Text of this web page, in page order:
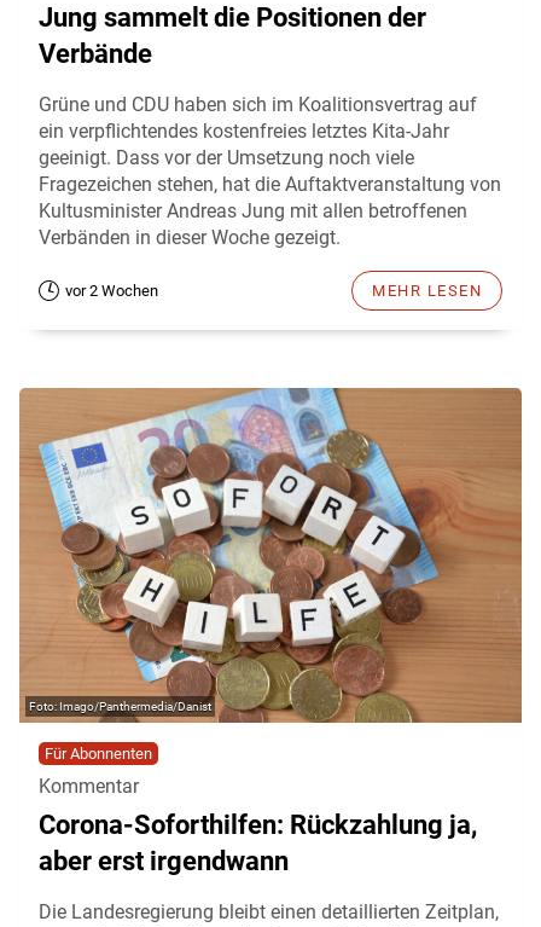
Jung sammelt die Positionen der
Verbände
Grüne und CDU haben sich im Koalitionsvertrag auf
ein verpflichtendes kostenfreies letztes Kita-Jahr
geeinigt. Dass vor der Umsetzung noch viele
Fragezeichen stehen, hat die Auftaktveranstaltung von
Kultusminister Andreas Jung mit allen betroffenen
Verbänden in dieser Woche gezeigt.
vor 2 Wochen MEHR LESEN
Imago/Panthermedia/Danist
Für Abonnenten
Kommentar
Corona-Soforthilfen: Rückzahlung ja,
aber erst irgendwann
Die Landesregierung bleibt einen detaillierten Zeitplan,